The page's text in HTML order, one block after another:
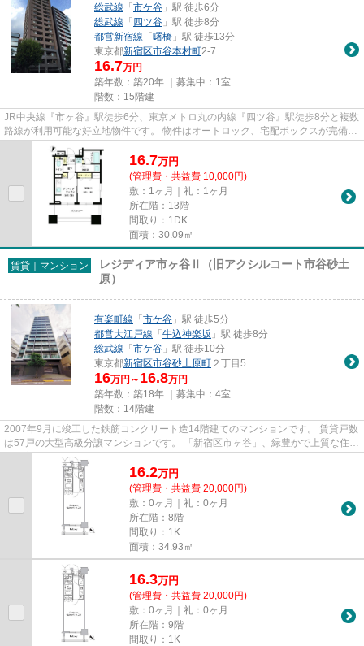
総武線 「 市ケ谷 」駅 徒歩6分
総武線 「 四ツ谷 」駅 徒歩8分
都営新宿線 「 曙橋 」駅 徒歩13分
東京都新宿区市谷本村町2-7
16.7万円
築年数：築20年 ｜募集中： 1室
階数：15階建
JR中央線『市ヶ谷』駅徒歩6分、東京メトロ丸の内線『四ツ谷』駅徒歩8分と複数
路線が利用可能な好立地物件です。 物件はオートロック、宅配ボックスが完備さ
れています。 市ヶ谷・四...
16.7万円
(管理費・共益費 10,000円)
敷：1ヶ月｜礼：1ヶ月
所在階：13階
間取り：1DK
面積：30.09㎡
賃貸｜マンション
レジディア市ヶ谷Ⅱ（旧アクシルコート市谷砂土
原）
有楽町線 「 市ケ谷 」駅 徒歩5分
都営大江戸線 「 牛込神楽坂 」駅 徒歩8分
総武線 「 市ケ谷 」駅 徒歩10分
東京都新宿区市谷砂土原町 ２丁目5
16万円～ 16.8万円
築年数：築18年 ｜募集中： 4室
階数：14階建
2007年9月に竣工した鉄筋コンクリート造14階建てのマンションです。 賃貸戸数
は57戸の大型高級分譲マンションです。 「新宿区市ヶ谷」、緑豊かで上質な住空
間。主要エリアにダイレクト...
16.2万円
(管理費・共益費 20,000円)
敷：0ヶ月｜礼：0ヶ月
所在階：8階
間取り：1K
面積：34.93㎡
16.3万円
(管理費・共益費 20,000円)
敷：0ヶ月｜礼：0ヶ月
所在階：9階
間取り：1K